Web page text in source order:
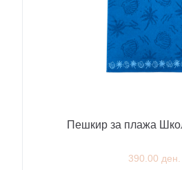
Пешкир за плажа
390.00 ден.